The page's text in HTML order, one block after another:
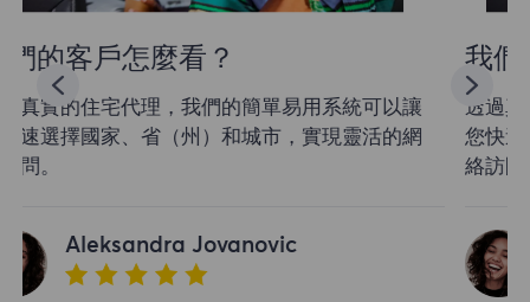
我們的客戶怎麼看？
透過真實的住宅代理，我們的簡單易用系統可以讓
您快速選擇國家、省（州）和城市，實現靈活的網
絡訪問。
Aleksandra Jovanovic